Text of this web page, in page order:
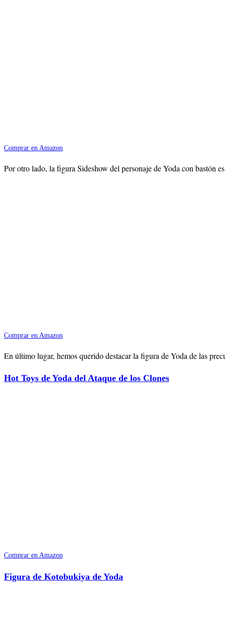
Comprar en Amazon
Por otro lado, la figura Sideshow del personaje de Yoda con bastón
Comprar en Amazon
En último lugar, hemos querido destacar la figura de Yoda de las
Hot Toys de Yoda del Ataque de los Clones
Comprar en Amazon
Figura de Kotobukiya de Yoda